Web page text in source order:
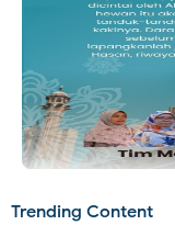
Trending Content